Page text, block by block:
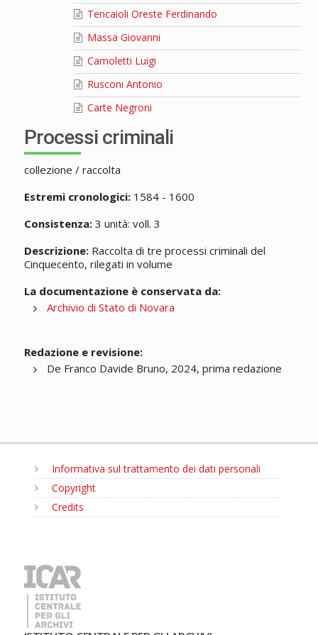
Tencaioli Oreste Ferdinando
Massa Giovanni
Camoletti Luigi
Rusconi Antonio
Carte Negroni
Processi criminali
collezione / raccolta
Estremi cronologici:1584 - 1600
Consistenza:3 unità: voll. 3
Descrizione:Raccolta di tre processi criminali del
Cinquecento, rilegati in volume
La documentazione è conservata da:
Archivio di Stato di Novara
Redazione e revisione:
De Franco Davide Bruno, 2024, prima redazione
Informativa sul trattamento dei dati personali
Copyright
Credits